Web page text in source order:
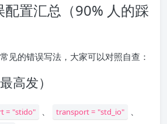
置汇总（90% 人的踩
见的错误写法，大家可以对照自查：
高发）
= "stido" 、 transport = "std_io" 、